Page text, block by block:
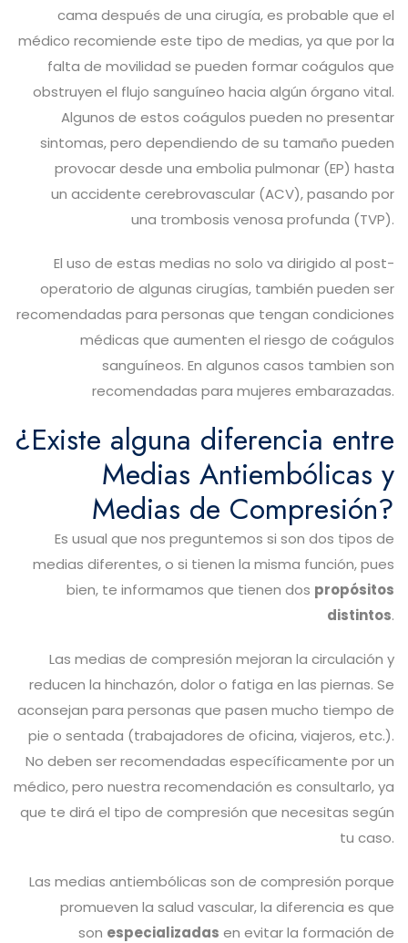
cama después de una cirugía, es probable que el
médico recomiende este tipo de medias, ya que por la
falta de movilidad se pueden formar coágulos que
obstruyen el flujo sanguíneo hacia algún órgano vital.
Algunos de estos coágulos pueden no presentar
sintomas, pero dependiendo de su tamaño pueden
provocar desde una embolia pulmonar (EP) hasta
un accidente cerebrovascular (ACV), pasando por
una trombosis venosa profunda (TVP).
El uso de estas medias no solo va dirigido al post-
operatorio de algunas cirugías, también pueden ser
recomendadas para personas que tengan condiciones
médicas que aumenten el riesgo de coágulos
sanguíneos. En algunos casos tambien son
recomendadas para mujeres embarazadas.
¿Existe alguna diferencia entre
Medias Antiembólicas y
Medias de Compresión?
Es usual que nos preguntemos si son dos tipos de
medias diferentes, o si tienen la misma función, pues
bien, te informamos que tienen dos propósitos
distintos.
Las medias de compresión mejoran la circulación y
reducen la hinchazón, dolor o fatiga en las piernas. Se
aconsejan para personas que pasen mucho tiempo de
pie o sentada (trabajadores de oficina, viajeros, etc.).
No deben ser recomendadas específicamente por un
médico, pero nuestra recomendación es consultarlo, ya
que te dirá el tipo de compresión que necesitas según
tu caso.
Las medias antiembólicas son de compresión porque
promueven la salud vascular, la diferencia es que
son especializadas en evitar la formación de